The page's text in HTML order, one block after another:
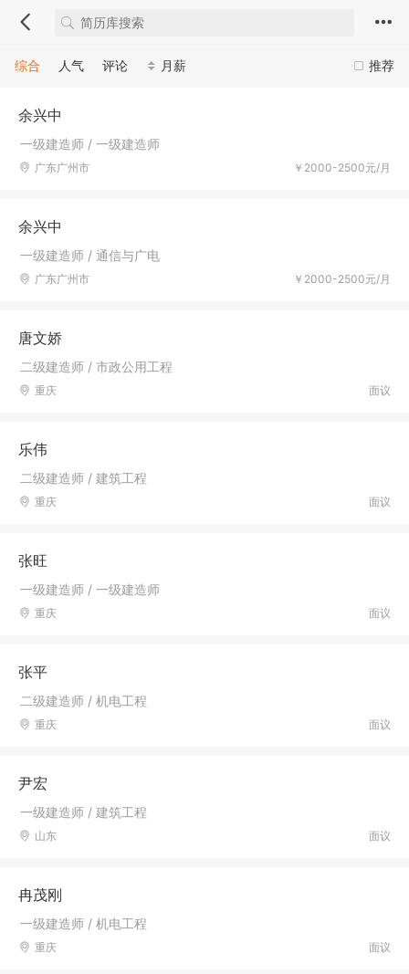
推荐
综合 人气 评论 月薪
余兴中
一级建造师 / 一级建造师
￥2000-2500元/月
广东广州市
余兴中
一级建造师 / 通信与广电
￥2000-2500元/月
广东广州市
唐文娇
二级建造师 / 市政公用工程
面议
重庆
乐伟
二级建造师 / 建筑工程
面议
重庆
张旺
一级建造师 / 一级建造师
面议
重庆
张平
二级建造师 / 机电工程
面议
重庆
尹宏
一级建造师 / 建筑工程
面议
山东
冉茂刚
一级建造师 / 机电工程
面议
重庆